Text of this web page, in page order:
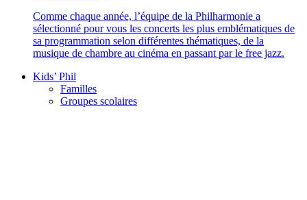
Comme chaque année, l’équipe de la Philharmonie a
sélectionné pour vous les concerts les plus emblématiques de
sa programmation selon différentes thématiques, de la
musique de chambre au cinéma en passant par le free jazz.
Kids’ Phil
Familles
Groupes scolaires